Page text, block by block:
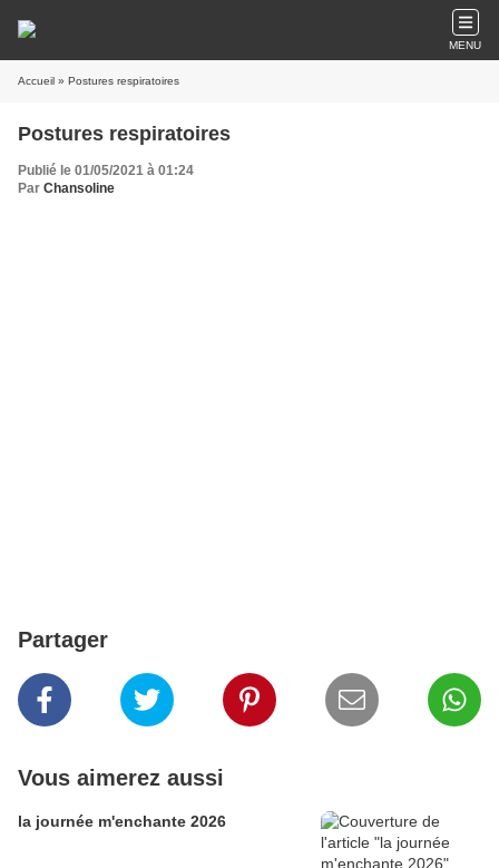
MENU
Accueil » Postures respiratoires
Postures respiratoires
Publié le 01/05/2021 à 01:24
Par Chansoline
Partager
Vous aimerez aussi
la journée m'enchante 2026